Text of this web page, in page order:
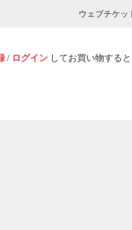
ウェブチケッ
/ ログイン してお買い物する